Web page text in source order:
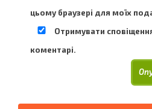
цьому браузері для моїх
Отримувати
коментарі.